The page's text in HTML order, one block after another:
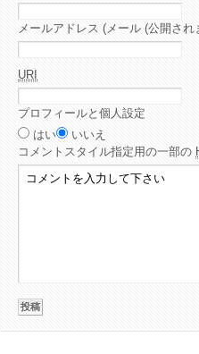
メールアドレス (メール (公開され
URI
プロフィールと個人設定
はい
いいえ
コメント スタイル指定用の一部の